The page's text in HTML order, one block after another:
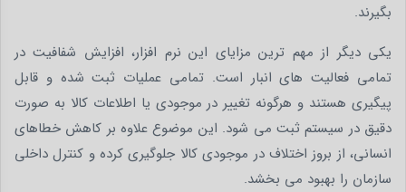
بگیرند.
یکی دیگر از مهم ترین مزایای این نرم افزار، افزایش شفافیت در
تمامی فعالیت های انبار است. تمامی عملیات ثبت شده و قابل
پیگیری هستند و هرگونه تغییر در موجودی یا اطلاعات کالا به صورت
دقیق در سیستم ثبت می شود. این موضوع علاوه بر کاهش خطاهای
انسانی، از بروز اختلاف در موجودی کالا جلوگیری کرده و کنترل داخلی
سازمان را بهبود می بخشد.